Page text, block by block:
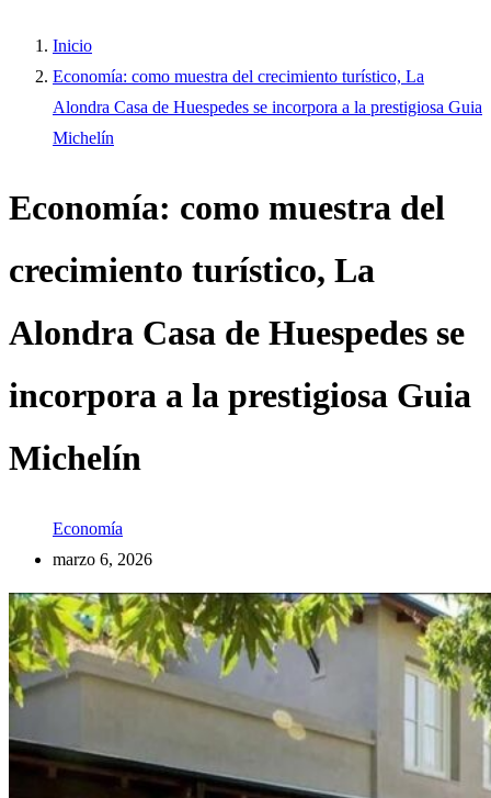
Inicio
Economía: como muestra del crecimiento turístico, La
Alondra Casa de Huespedes se incorpora a la prestigiosa Guia
Michelín
Economía: como muestra del
crecimiento turístico, La
Alondra Casa de Huespedes se
incorpora a la prestigiosa Guia
Michelín
Economía
marzo 6, 2026